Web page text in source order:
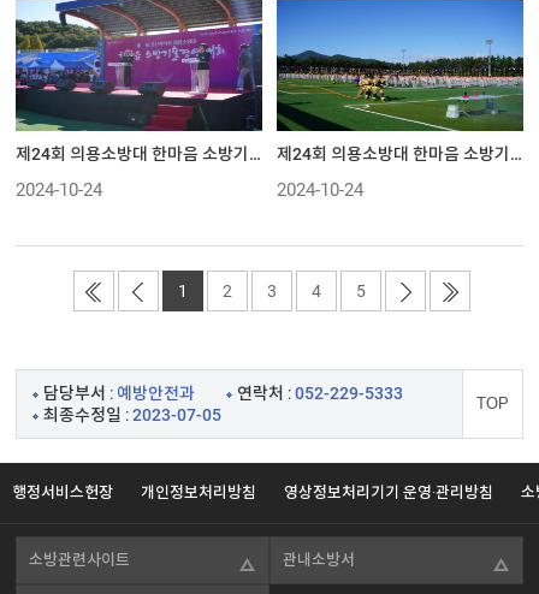
제24회 의용소방대 한마음 소방기술경연대회
2024-10-24
제24회 의용소방대 한마음 소방기술경연대회
2024-10-24
1 2 3 4 5
담당부서 : 예방안전과 연락처 :052-229-5333
최종수정일 :2023-07-05
TOP
행정서비스헌장 개인정보처리방침 영상정보처리기기 운영·관리방침 소
소방관련사이트 관내소방서